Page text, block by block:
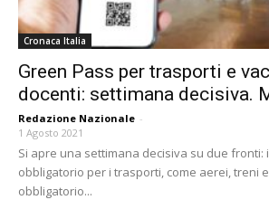
Cronaca Italia
Green Pass per trasporti e
docenti: settimana decisiva.
Redazione Nazionale -
1 Agosto 2021
Si apre una settimana decisiva su due fronti:
obbligatorio per i trasporti, come aerei, treni
obbligatorio...